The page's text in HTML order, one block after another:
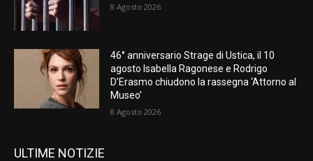
8 Agosto 2026
46° anniversario Strage di Ustica, il 10
agosto Isabella Ragonese e Rodrigo
D’Erasmo chiudono la rassegna ‘Attorno al
Museo’
8 Agosto 2026
ULTIME NOTIZIE